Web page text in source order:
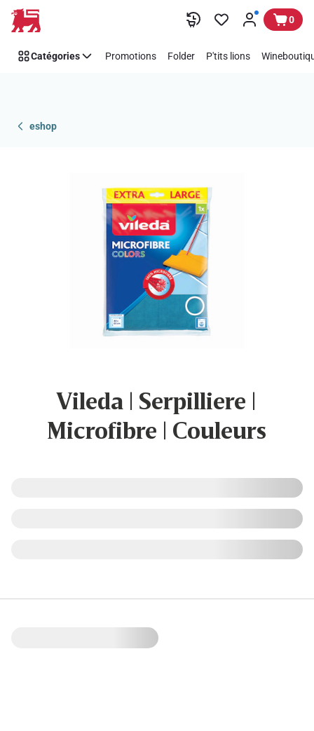
Passer 0
Catégories Promotions Folder P'tits lions
eshop
Vileda | Serpilliere |
Microfibre | Couleurs